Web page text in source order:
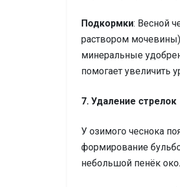
Подкормки: Весной
раствором
минеральные
помогает увеличить
7. Удаление стрелок
У озимого чеснока
формирование
небольшой пенёк